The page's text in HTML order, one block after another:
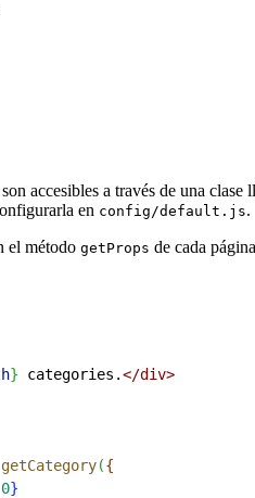
accesibles a través de una clase
en config/default.js.
el método getProps de cada
} categories.</div>
getCategory({
0}